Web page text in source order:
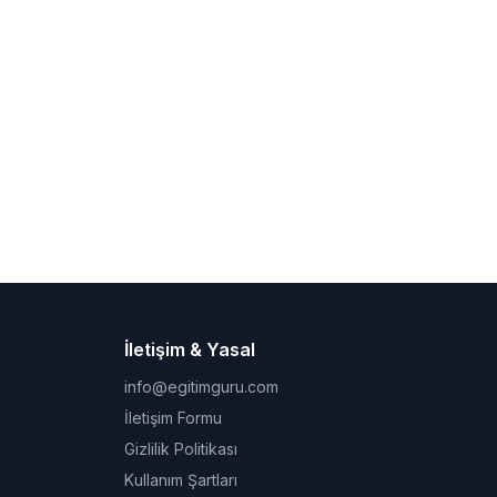
İletişim & Yasal
info@egitimguru.com
İletişim Formu
Gizlilik Politikası
Kullanım Şartları